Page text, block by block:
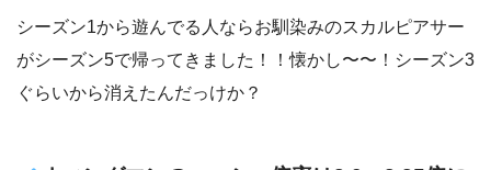
シーズン1から遊んでる人ならお馴染みのスカルピアサー
がシーズン5で帰ってきました！！懐かし〜〜！シーズン3
ぐらいから消えたんだっけか？